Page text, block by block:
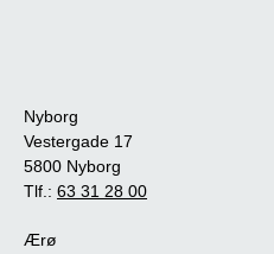
Nyborg
Vestergade 17
5800 Nyborg
Tlf.: 63 31 28 00
Ærø